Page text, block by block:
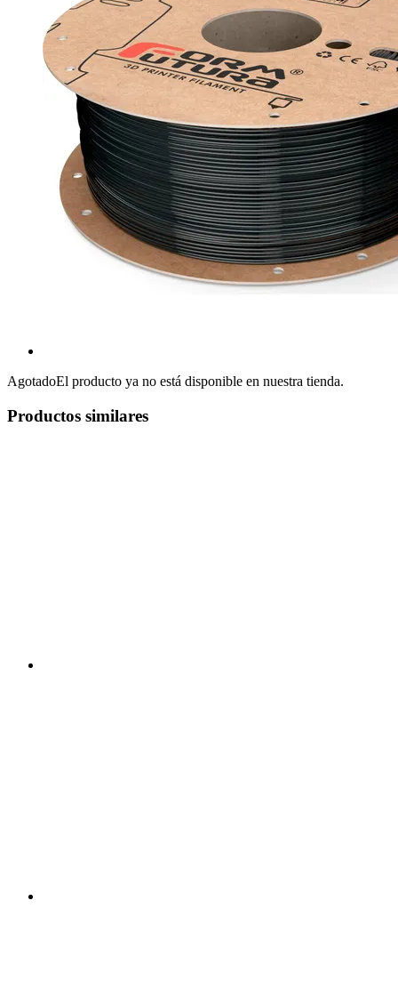
AgotadoEl producto ya no está disponible en nuestra tienda.
Productos similares